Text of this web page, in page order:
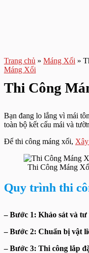
Trang chủ » Máng Xối »
Máng Xối
Thi Công
Bạn đang lo lắng vì mái
toàn bộ kết cấu mái và
Để thi công máng xối,
Thi Công Máng
Quy trình thi
– Bước 1: Khảo sát và tư
– Bước 2: Chuẩn bị vật
– Bước 3: Thi công lắp